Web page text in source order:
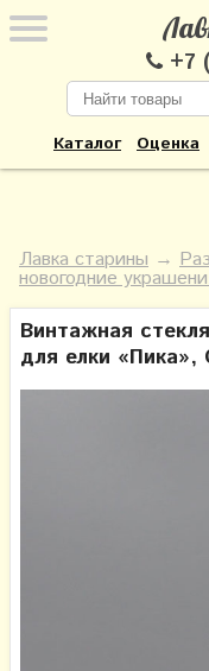
+7
Каталог Оценка
Лавка старины →
новогодние
Винтажная
для елки